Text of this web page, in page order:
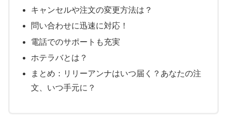
キャンセルや注文の変更方法は？
問い合わせに迅速に対応！
電話でのサポートも充実
ホテラバとは？
まとめ：リリーアンナはいつ届く？あなたの注
文、いつ手元に？